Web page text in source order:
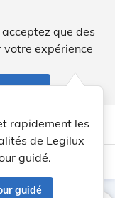
que des
votre expérience
Aiderapidement les
de Legilux
guidé.
guidé
light_mode dark_mode